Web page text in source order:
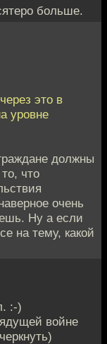
больше.
это в
уровне
должны
что
очень
Ну а если
на тему, какой
:-)
войне